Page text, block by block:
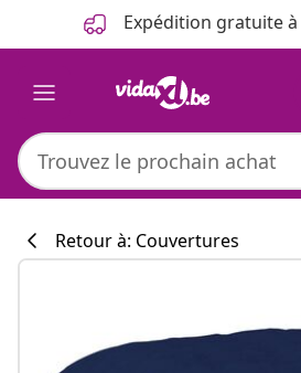
Expédition gratuite
Retour à: Couvertures